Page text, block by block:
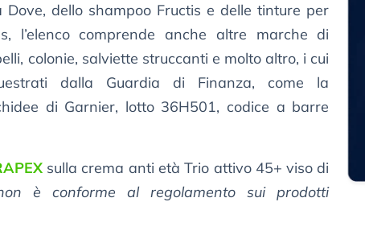
dello shampoo Fructis e delle tinture per
l’elenco comprende anche altre marche di
colonie, salviette struccanti e molto altro, i cui
dalla Guardia di Finanza, come la
di Garnier, lotto 36H501, codice a barre
sulla crema anti età Trio attivo 45+ viso di
è conforme al regolamento sui prodotti